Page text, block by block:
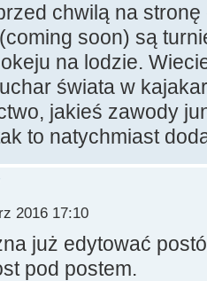
chwilą na
soon) są
na lodzie.
świata w
jakieś zawody
to natychmiast
2016 17:10
już edytować
pod postem.